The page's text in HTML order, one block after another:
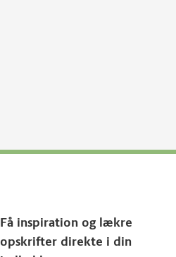
Få inspiration og lækre
opskrifter direkte i din